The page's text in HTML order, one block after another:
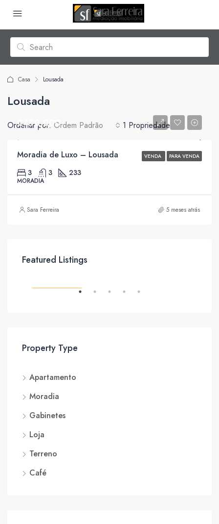
Casa Lousada
Lousada
1 Propriedade
Ordenar por: Ordem Padrão
VENDA PARA VENDA
€490,000
Moradia de Luxo – Lousada
3 3 233
MORADIA
Sara Ferreira 5 meses atrás
Featured Listings
CARACTERÍSTICAS
Property Type
Apartamento
Moradia
Gabinetes
Loja
Terreno
Café